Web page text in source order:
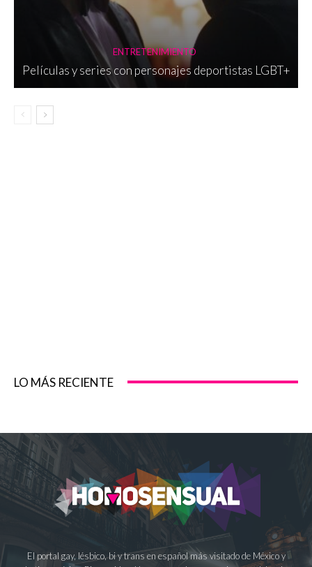
ENTRETENIMIENTO
Películas y series con personajes deportistas LGBT+
LO MÁS RECIENTE
El portal gay, lésbico, bi y trans en español más visitado de México y